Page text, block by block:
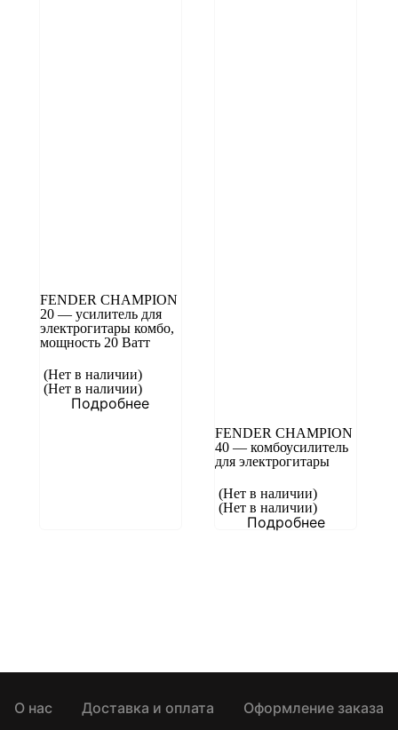
FENDER CHAMPION
20 — усилитель для
электрогитары комбо,
мощность 20 Ватт
(Нет в наличии)
(Нет в наличии)
Подробнее
FENDER CHAMPION
40 — комбоусилитель
для электрогитары
(Нет в наличии)
(Нет в наличии)
Подробнее
О нас Доставка и оплата Оформление заказа